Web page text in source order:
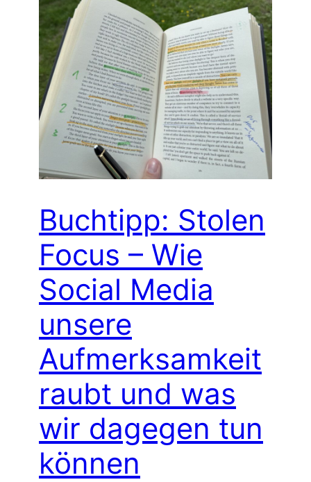
Buchtipp: Stolen
Focus – Wie
Social Media
unsere
Aufmerksamkeit
raubt und was
wir dagegen tun
können